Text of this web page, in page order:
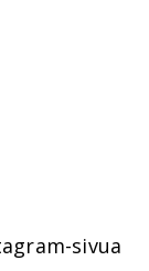
sivua